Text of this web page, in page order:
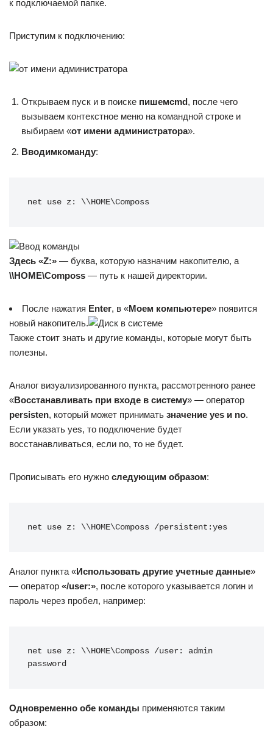
к подключаемой папке.
Приступим к подключению:
Открываем пуск и в поиске пишемcmd, после чего
вызываем контекстное меню на командной строке и
выбираем «от имени администратора».
Вводимкоманду:
net use z: \\HOME\Composs
Здесь «Z:» — буква, которую назначим накопителю, а
\\HOME\Composs — путь к нашей директории.
После нажатия Enter, в «Моем компьютере» появится
новый накопитель.
Также стоит знать и другие команды, которые могут быть
полезны.
Аналог визуализированного пункта, рассмотренного ранее
«Восстанавливать при входе в систему» — оператор
persisten, который может принимать значение yes и no.
Если указать yes, то подключение будет
восстанавливаться, если no, то не будет.
Прописывать его нужно следующим образом:
net use z: \\HOME\Composs /persistent:yes
Аналог пункта «Использовать другие учетные данные»
— оператор «/user:», после которого указывается логин и
пароль через пробел, например:
net use z: \\HOME\Composs /user: admin
password
Одновременно обе команды применяются таким
образом: